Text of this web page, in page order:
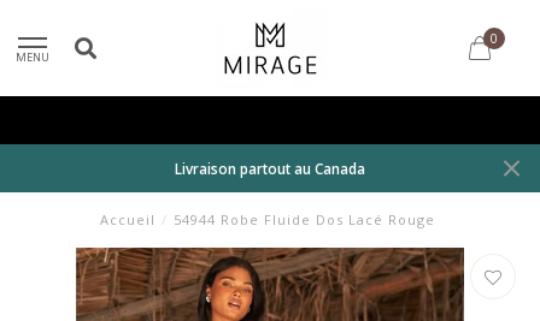
MENU
0
Livraison partout au Canada
Accueil / 54944 Robe Fluide Dos Lacé Rouge